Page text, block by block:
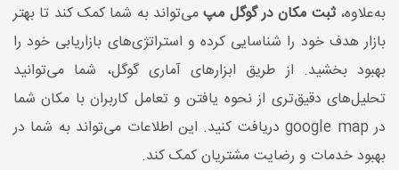
به‌علاوه،ثبت مکان در گوگل مپمی‌تواند به شما کمک کند تا بهتر
بازار هدف خود را شناسایی کرده و استراتژی‌های بازاریابی خود را
بهبود بخشید. از طریق ابزارهای آماری گوگل، شما می‌توانید
تحلیل‌های دقیق‌تری از نحوه یافتن و تعامل کاربران با مکان شما
در google map دریافت کنید. این اطلاعات می‌تواند به شما در
بهبود خدمات و رضایت مشتریان کمک کند.